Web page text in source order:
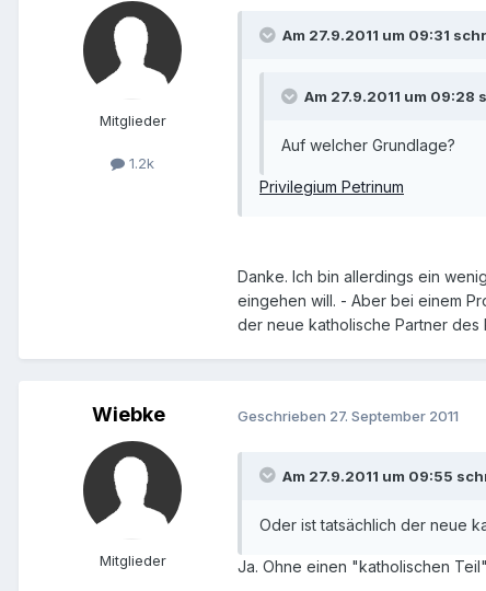
Mitglieder
1.2k
Am 27.9.2011 um 09:31
Am 27.9.2011 um 09:28
Auf welcher Grundlage?
Privilegium Petrinum
Danke. Ich bin allerdings ein
eingehen will. - Aber bei einem
der neue katholische Partner
Wiebke
Mitglieder
Geschrieben 27. September 2011
Am 27.9.2011 um 09:55
Oder ist tatsächlich der neue
Ja. Ohne einen "katholischen